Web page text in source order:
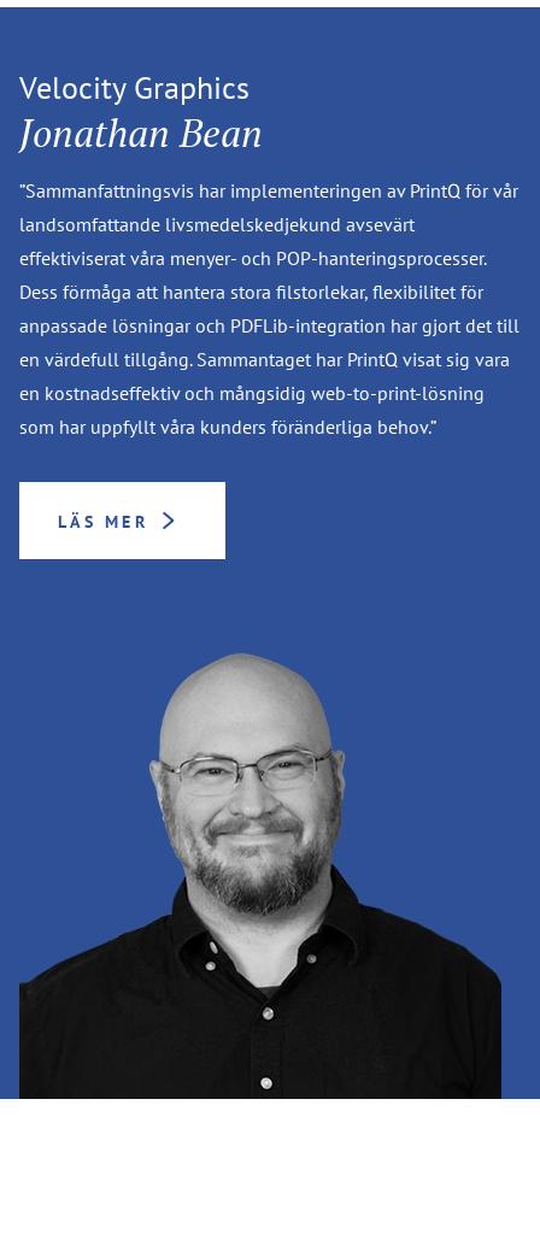
Velocity Graphics
Jonathan Bean
”Sammanfattningsvis har implementeringen av PrintQ för vår
landsomfattande livsmedelskedjekund avsevärt
effektiviserat våra menyer- och POP-hanteringsprocesser.
Dess förmåga att hantera stora filstorlekar, flexibilitet för
anpassade lösningar och PDFLib-integration har gjort det till
en värdefull tillgång. Sammantaget har PrintQ visat sig vara
en kostnadseffektiv och mångsidig web-to-print-lösning
som har uppfyllt våra kunders föränderliga behov.”
LÄS MER